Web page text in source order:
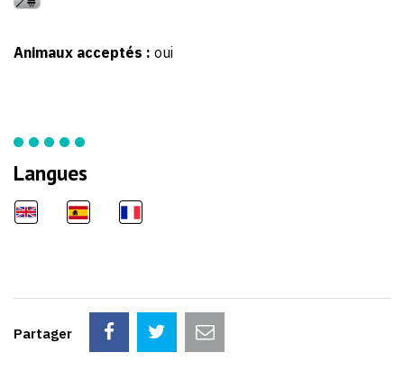
Animaux acceptés : oui
Langues
Partager